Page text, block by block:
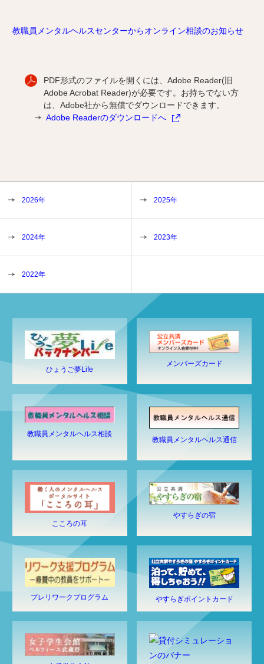
教職員メンタルヘルスセンターからオンライン相談のお知らせ
PDF形式のファイルを開くには、Adobe Reader(旧
Adobe Acrobat Reader)が必要です。お持ちでない方
は、Adobe社から無償でダウンロードできます。
Adobe Readerのダウンロードへ
2026年 2025年
2024年 2023年
2022年
ひょうご夢Life
メンバーズカード
教職員メンタルヘルス相談
教職員メンタルヘルス通信
こころの耳
やすらぎの宿
プレリワークプログラム やすらぎポイントカード